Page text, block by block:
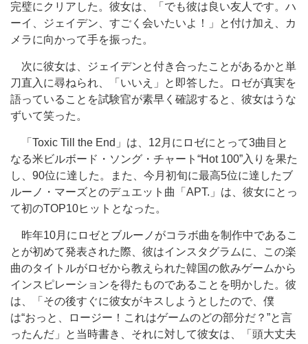
完璧にクリアした。彼女は、「でも彼は良い友人です。ハ
ーイ、ジェイデン、すごく会いたいよ！」と付け加え、カ
メラに向かって手を振った。
次に彼女は、ジェイデンと付き合ったことがあるかと単
刀直入に尋ねられ、「いいえ」と即答した。ロゼが真実を
語っていることを試験官が素早く確認すると、彼女はうな
ずいて笑った。
「Toxic Till the End」は、12月にロゼにとって3曲目と
なる米ビルボード・ソング・チャート“Hot 100”入りを果た
し、90位に達した。また、今月初旬に最高5位に達したブ
ルーノ・マーズとのデュエット曲「APT.」は、彼女にとっ
て初のTOP10ヒットとなった。
昨年10月にロゼとブルーノがコラボ曲を制作中であるこ
とが初めて発表された際、彼はインスタグラムに、この楽
曲のタイトルがロゼから教えられた韓国の飲みゲームから
インスピレーションを得たものであることを明かした。彼
は、「その後すぐに彼女がキスしようとしたので、僕
は“おっと、ロージー！これはゲームのどの部分だ？”と言
ったんだ」と当時書き、それに対して彼女は、「頭大丈夫